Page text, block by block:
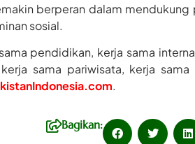
berperan dalam
sosial.
pendidikan, kerja sama
sama pariwisata, kerja
.
Bagikan: